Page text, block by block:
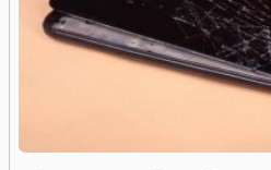
Ban đêm (Night Mode)
Độ phân giải camera trước:
Retina Flash